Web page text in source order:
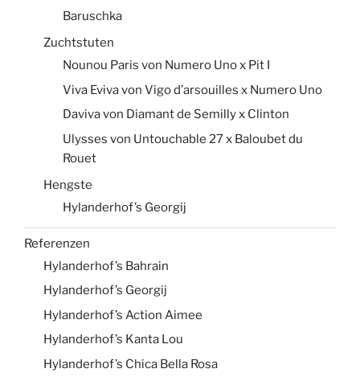
Baruschka
Zuchtstuten
Nounou Paris von Numero Uno x Pit I
Viva Eviva von Vigo d’arsouilles x Numero Uno
Daviva von Diamant de Semilly x Clinton
Ulysses von Untouchable 27 x Baloubet du
Rouet
Hengste
Hylanderhof’s Georgij
Referenzen
Hylanderhof’s Bahrain
Hylanderhof’s Georgij
Hylanderhof’s Action Aimee
Hylanderhof’s Kanta Lou
Hylanderhof’s Chica Bella Rosa